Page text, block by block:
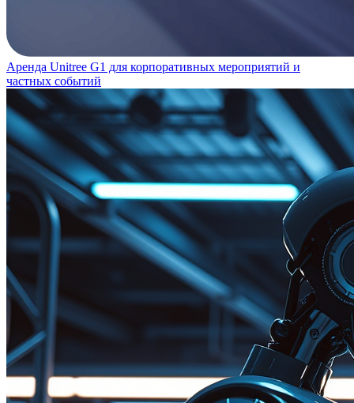
Аренда Unitree G1 для корпоративных мероприятий и
частных событий